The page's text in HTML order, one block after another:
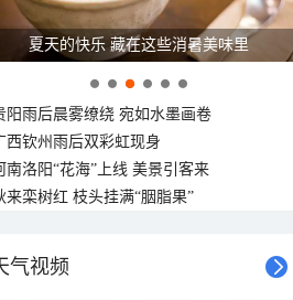
广西南宁：盛夏里的“绿野仙踪”
阳雨后晨雾缭绕 宛如水墨画卷
西钦州雨后双彩虹现身
南洛阳“花海”上线 美景引客来
来栾树红 枝头挂满“胭脂果”
气视频